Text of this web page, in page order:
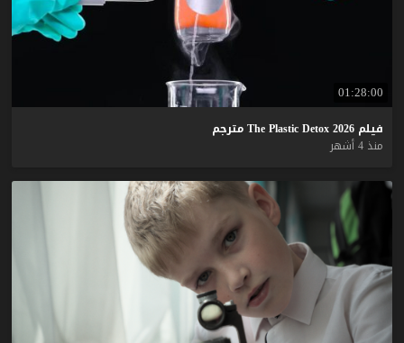
01:28:00
فيلم The Plastic Detox 2026
مترجم
منذ 4 أشهر